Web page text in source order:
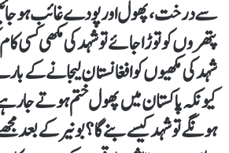
سے درخت، پھول اور پودے غائب ہو
پتھروں کو توڑا جائے تو شہد کی مکھی کسی
شہد کی مکھیوں کو افغانستان لیجانے کے
کیونکہ پاکستان میں پھول ختم ہوتے جا
ہونگے تو شہد کیسے بنے گا ؟ بونیر کے بعد